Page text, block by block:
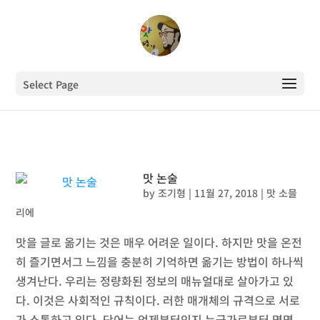
Select Page
맛 논술
by 조기형 | 11월 27, 2018| 맛 소믈
리에
맛을 글로 옮기는 것은 매우 어려운 일이다. 하지만 맛을 온전
히 즐기면서그 느낌을 충분히 기억하면 옮기는 방법이 하나씩
생겨난다. 우리는 정량화된 정보의 매뉴얼대로 살아가고 있
다. 이것은 사회적인 규칙이다. 러한 매개체의 규격으로 서로